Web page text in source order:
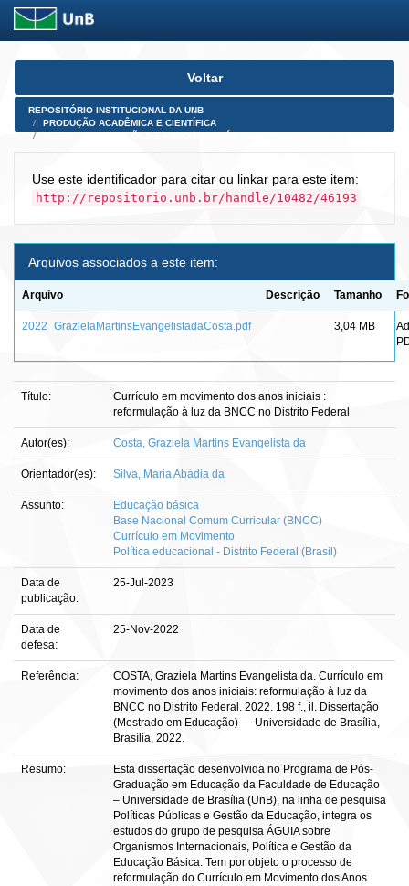
Skip
Voltar
REPOSITÓRIO INSTITUCIONAL DA UNB
PRODUÇÃO ACADÊMICA E CIENTÍFICA
Use este identificador para citar ou linkar para este item:
http://repositorio.unb.br/handle/10482/46193
Arquivos associados a este item:
Arquivo Descrição Tamanho
2022_GrazielaMartinsEvangelistadaCosta.pdf 3,04 MB
Título:
Currículo em movimento dos anos iniciais :
reformulação à luz da BNCC no Distrito Federal
Autor(es): Costa, Graziela Martins Evangelista da
Orientador(es): Silva, Maria Abádia da
Assunto:
Educação básica
Base Nacional Comum Curricular (BNCC)
Currículo em Movimento
Política educacional - Distrito Federal (Brasil)
Data de
publicação:
25-Jul-2023
Data de
defesa:
25-Nov-2022
Referência:
COSTA, Graziela Martins Evangelista da. Currículo em
movimento dos anos iniciais: reformulação à luz da
BNCC no Distrito Federal. 2022. 198 f., il. Dissertação
(Mestrado em Educação) — Universidade de Brasília,
Brasília, 2022.
Resumo:
Esta dissertação desenvolvida no Programa de Pós-
Graduação em Educação da Faculdade de Educação
– Universidade de Brasília (UnB), na linha de pesquisa
Políticas Públicas e Gestão da Educação, integra os
estudos do grupo de pesquisa ÁGUIA sobre
Organismos Internacionais, Política e Gestão da
Educação Básica. Tem por objeto o processo de
reformulação do Currículo em Movimento dos Anos